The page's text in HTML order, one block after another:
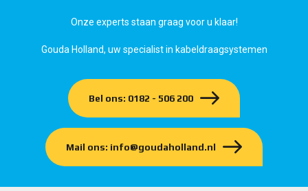
Onze experts staan graag voor u klaar!
Gouda Holland, uw specialist in kabeldraagsystemen
Bel ons: 0182 - 506 200
Mail ons: info@goudaholland.nl